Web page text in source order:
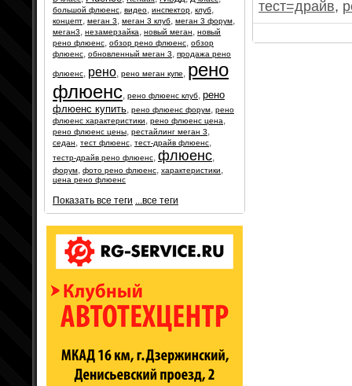
тест=драйв,
большой флюенс, видео, инспектор, клуб,
концепт, меган 3, меган 3 клуб, меган 3 форум,
меган3, незамерзайка, новый меган, новый
рено флюенс, обзор рено флюенс, обзор
флюенс, обновленный меган 3, продажа рено
флюенс, рено, рено меган купе, рено
флюенс, рено флюенс клуб, рено
флюенс купить, рено флюенс форум, рено
флюенс характеристики, рено флюенс цена,
рено флюенс цены, рестайлинг меган 3,
седан, тест флюенс, тест-драйв флюенс,
тестр-драйв рено флюенс, флюенс,
форум, фото рено флюенс, характеристики,
цена рено флюенс
Показать все теги ...все теги